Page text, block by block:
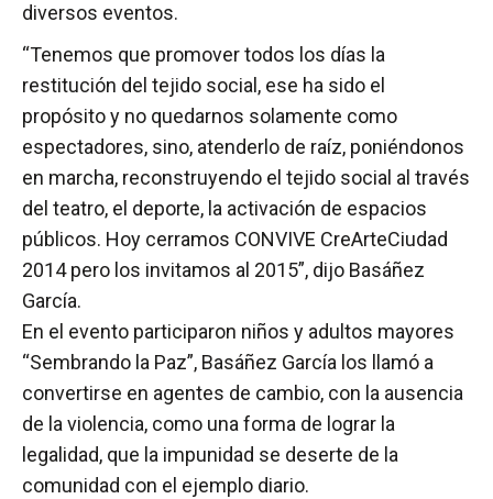
diversos eventos.
“Tenemos que promover todos los días la
restitución del tejido social, ese ha sido el
propósito y no quedarnos solamente como
espectadores, sino, atenderlo de raíz, poniéndonos
en marcha, reconstruyendo el tejido social al través
del teatro, el deporte, la activación de espacios
públicos. Hoy cerramos CONVIVE CreArteCiudad
2014 pero los invitamos al 2015”, dijo Basáñez
García.
En el evento participaron niños y adultos mayores
“Sembrando la Paz”, Basáñez García los llamó a
convertirse en agentes de cambio, con la ausencia
de la violencia, como una forma de lograr la
legalidad, que la impunidad se deserte de la
comunidad con el ejemplo diario.